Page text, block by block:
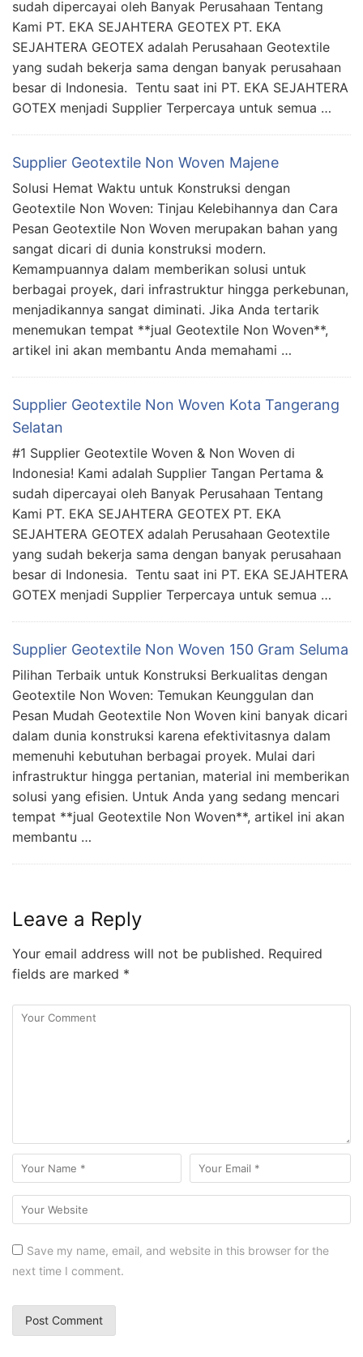
sudah dipercayai oleh Banyak Perusahaan Tentang
Kami PT. EKA SEJAHTERA GEOTEX PT. EKA
SEJAHTERA GEOTEX adalah Perusahaan Geotextile
yang sudah bekerja sama dengan banyak perusahaan
besar di Indonesia. Tentu saat ini PT. EKA SEJAHTERA
GOTEX menjadi Supplier Terpercaya untuk semua …
Supplier Geotextile Non Woven Majene
Solusi Hemat Waktu untuk Konstruksi dengan
Geotextile Non Woven: Tinjau Kelebihannya dan Cara
Pesan Geotextile Non Woven merupakan bahan yang
sangat dicari di dunia konstruksi modern.
Kemampuannya dalam memberikan solusi untuk
berbagai proyek, dari infrastruktur hingga perkebunan,
menjadikannya sangat diminati. Jika Anda tertarik
menemukan tempat **jual Geotextile Non Woven**,
artikel ini akan membantu Anda memahami …
Supplier Geotextile Non Woven Kota Tangerang
Selatan
#1 Supplier Geotextile Woven & Non Woven di
Indonesia! Kami adalah Supplier Tangan Pertama &
sudah dipercayai oleh Banyak Perusahaan Tentang
Kami PT. EKA SEJAHTERA GEOTEX PT. EKA
SEJAHTERA GEOTEX adalah Perusahaan Geotextile
yang sudah bekerja sama dengan banyak perusahaan
besar di Indonesia. Tentu saat ini PT. EKA SEJAHTERA
GOTEX menjadi Supplier Terpercaya untuk semua …
Supplier Geotextile Non Woven 150 Gram Seluma
Pilihan Terbaik untuk Konstruksi Berkualitas dengan
Geotextile Non Woven: Temukan Keunggulan dan
Pesan Mudah Geotextile Non Woven kini banyak dicari
dalam dunia konstruksi karena efektivitasnya dalam
memenuhi kebutuhan berbagai proyek. Mulai dari
infrastruktur hingga pertanian, material ini memberikan
solusi yang efisien. Untuk Anda yang sedang mencari
tempat **jual Geotextile Non Woven**, artikel ini akan
membantu …
Leave a Reply
Your email address will not be published. Required
fields are marked *
Save my name, email, and website in this browser for the
next time I comment.